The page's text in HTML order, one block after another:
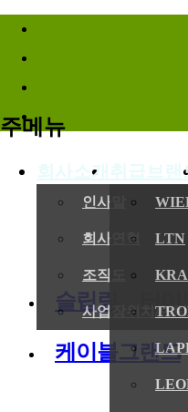
바로가기메뉴
주메뉴
회사소개
인사말
회사연혁
조직도
사업장위치/연
취급브랜
LTN
슬립링 터
케이블그랜드